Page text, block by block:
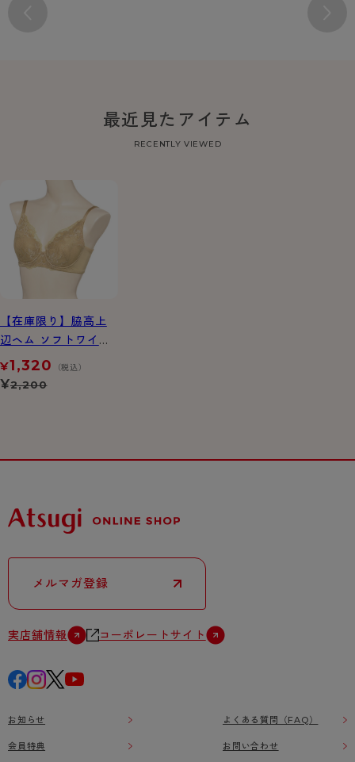
最近見たアイテム
RECENTLY VIEWED
【在庫限り】脇高上
辺ヘム ソフトワイヤ
ーブラジャー
¥1,320 （税込）
¥2,200
メルマガ登録
実店舗情報 コーポレートサイト
お知らせ
会員特典
よくある質問（FAQ）
お問い合わせ